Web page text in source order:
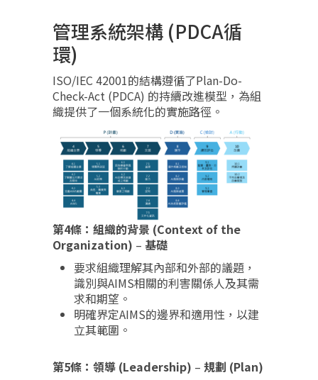
管理系統架構 (PDCA循
環)
ISO/IEC 42001的結構遵循了Plan-Do-
Check-Act (PDCA) 的持續改進模型，為組
織提供了一個系統化的實施路徑。
第4條：組織的背景 (Context of the
Organization) – 基礎
要求組織理解其內部和外部的議題，
識別與AIMS相關的利害關係人及其需
求和期望。
明確界定AIMS的邊界和適用性，以建
立其範圍。
第5條：領導 (Leadership) – 規劃 (Plan)